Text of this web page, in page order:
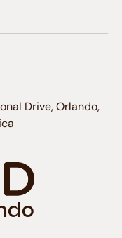
Drive, Orlando,